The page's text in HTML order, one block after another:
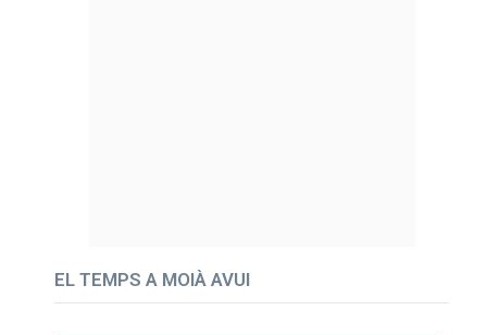
EL TEMPS A MOIÀ AVUI